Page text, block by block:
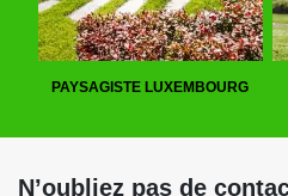
PAYSAGISTE LUXEMBOURG
N’oubliez pas de